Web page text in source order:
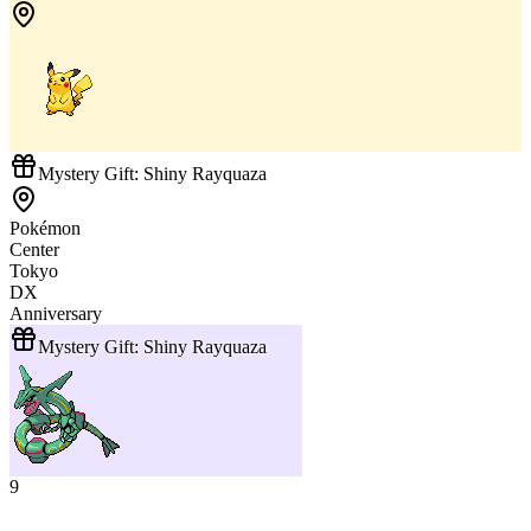
Mystery Gift: Shiny Rayquaza
Pokémon
Center
Tokyo
DX
Anniversary
Mystery Gift: Shiny Rayquaza
9